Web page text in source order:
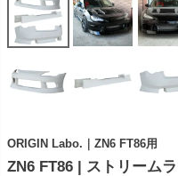
ORIGIN Labo.｜ZN6 FT86用
ZN6 FT86 | ストリーム